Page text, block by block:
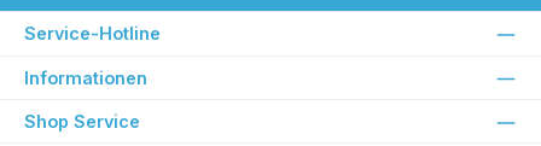
Service-Hotline
Informationen
Shop Service